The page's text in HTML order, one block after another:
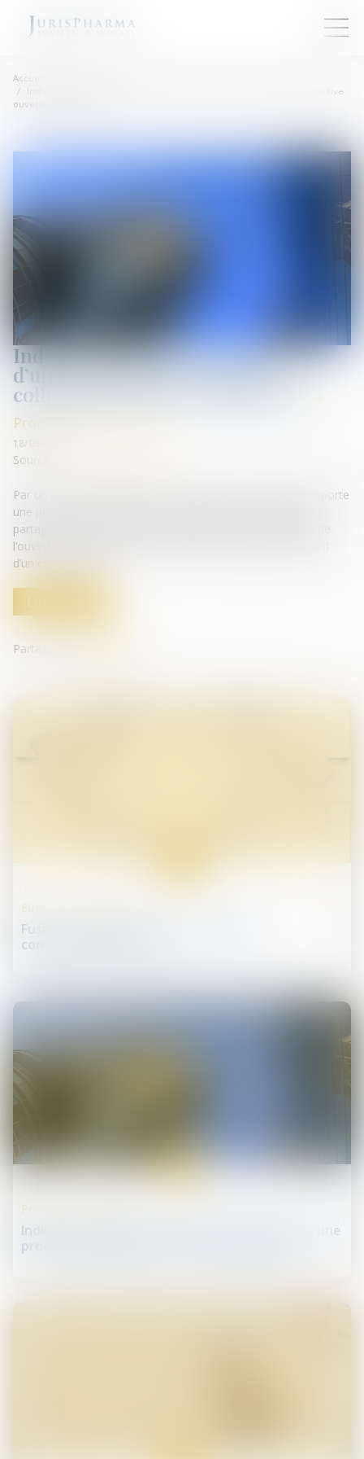
Accueil
Indivision partagée à la demande d’un syndic d’une procédure collective
ouverte en Angleterre
Indivision partagée à la demande
d’un syndic d’une procédure
collective ouverte en Angleterre
Procédures collectives
18/09/2020
Source :
Par un arrêt du 16 juillet 2020, la chambre commerciale apporte
une précision inédite dans une hypothèse dans laquelle le
partage d’une indivision est provoqué en France à la suite de
l’ouverture d’une procédure collective en Angleterre à l’égard
d’un coïndivisaire...
Lire la suite
Partager sur
Fusions, acquisitions : le contrôle des
concentrations évolue
Fusions et acquisitions
Indivision partagée à la demande d’un syndic d’une
procédure collective ouverte en Angleterre
Procédures collectives